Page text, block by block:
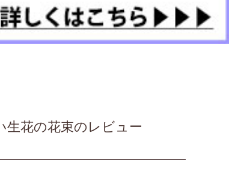
生花の花束のレビュー